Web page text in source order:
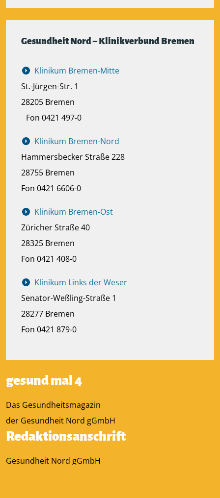
Gesundheit Nord – Klinikverbund Bremen
Klinikum Bremen-Mitte
St.-Jürgen-Str. 1
28205 Bremen
Fon 0421 497-0
Klinikum Bremen-Nord
Hammersbecker Straße 228
28755 Bremen
Fon 0421 6606-0
Klinikum Bremen-Ost
Züricher Straße 40
28325 Bremen
Fon 0421 408-0
Klinikum Links der Weser
Senator-Weßling-Straße 1
28277 Bremen
Fon 0421 879-0
gesund mal 4
Das Gesundheitsmagazin
der Gesundheit Nord gGmbH
Redaktionsanschrift
Gesundheit Nord gGmbH